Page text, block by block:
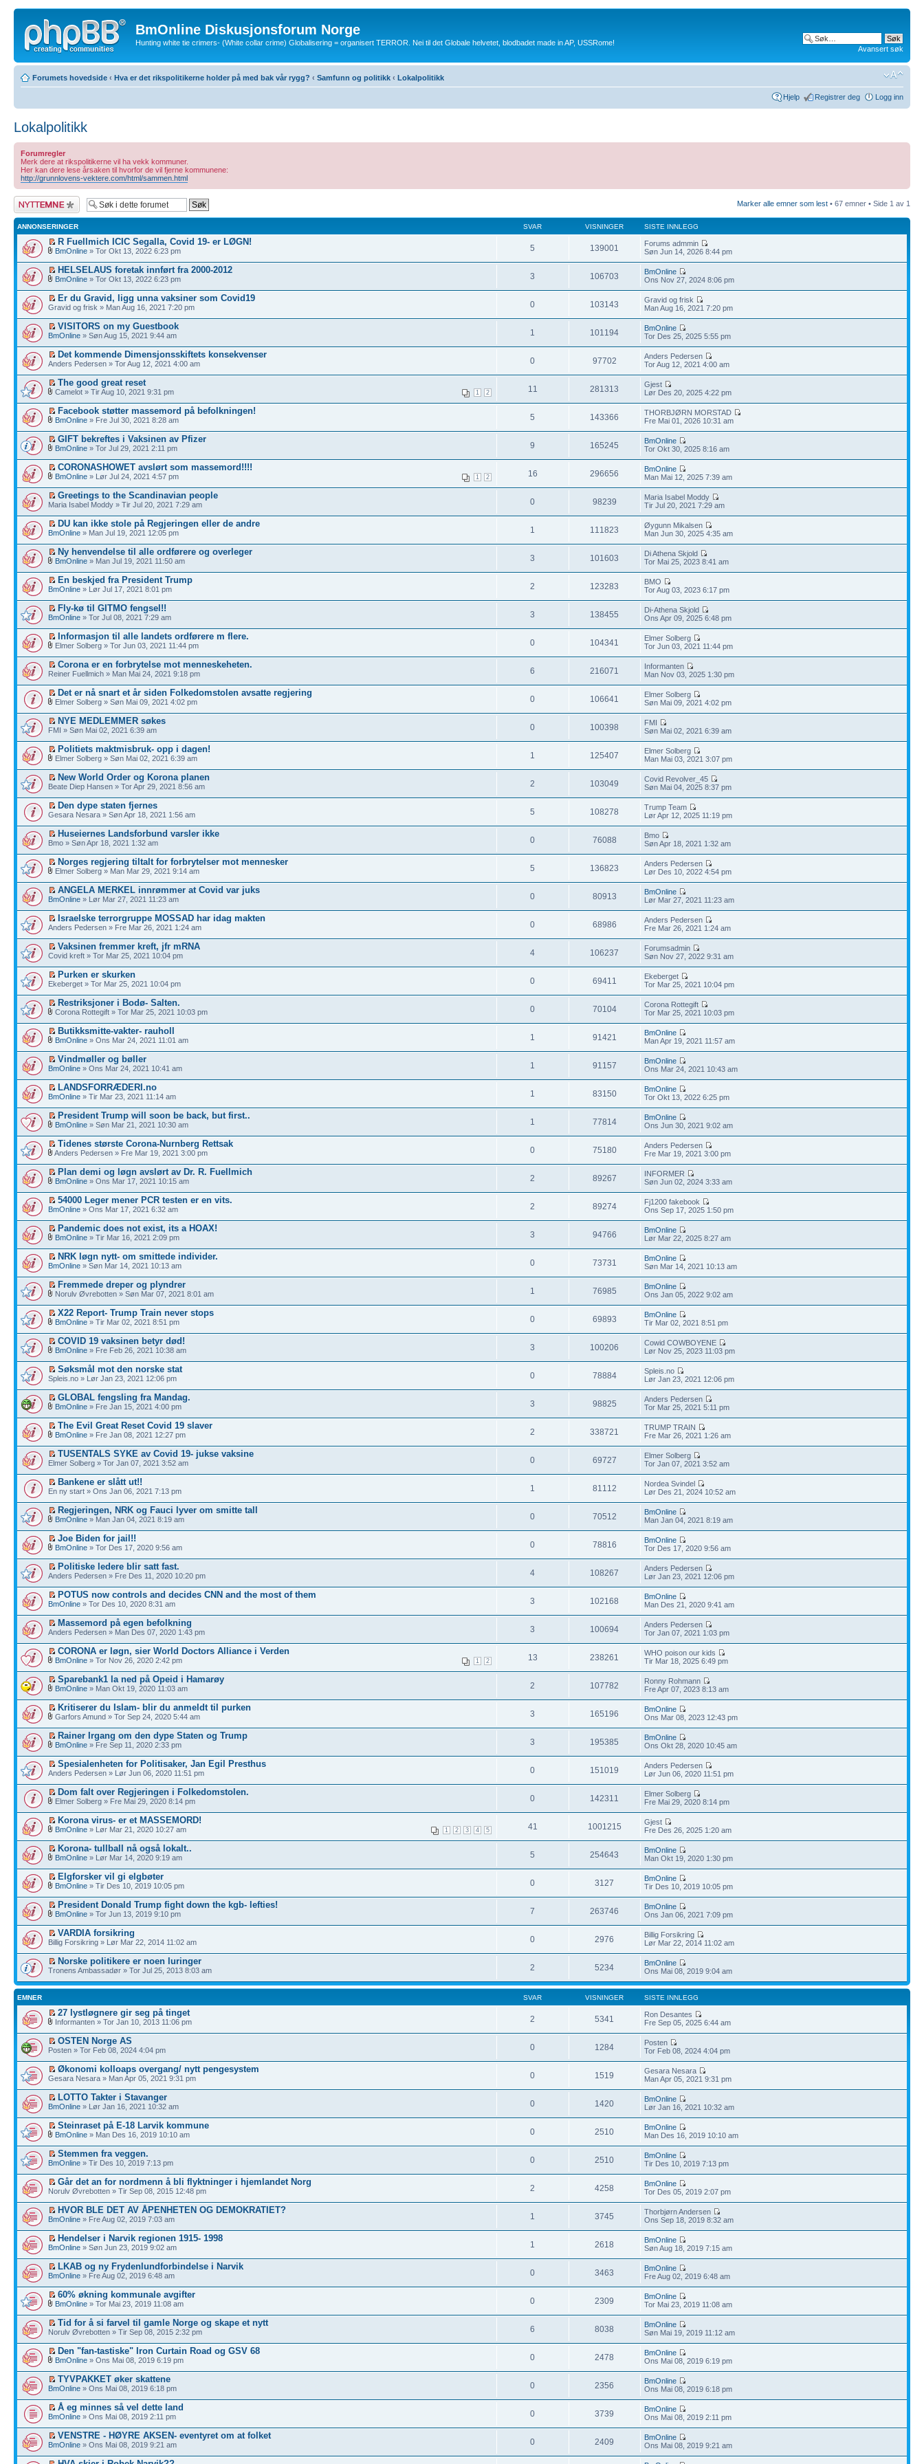
BmOnline Diskusjonsforum Norge
Hunting white tie crimers- (White collar crime) Globalisering = organisert TERROR. Nei til det Globale helvetet, blodbadet made in AP, USSRome!
Avansert søk
Forumets hovedside ‹ Hva er det rikspolitikerne holder på med bak vår rygg? ‹ Samfunn og politikk ‹ Lokalpolitikk
Hjelp Registrer deg Logg inn
Lokalpolitikk
Forumregler
Merk dere at rikspolitikerne vil ha vekk kommuner.
Her kan dere lese årsaken til hvorfor de vil fjerne kommunene:
http://grunnlovens-vektere.com/html/sammen.html
Legg inn et nytt
emne
Marker alle emner som lest • 67 emner • Side 1 av 1
ANNONSERINGER SVAR VISNINGER SISTE INNLEGG
R Fuellmich ICIC Segalla, Covid 19- er LØGN!
BmOnline » Tor Okt 13, 2022 6:23 pm 5 139001
Forums admmin
Søn Jun 14, 2026 8:44 pm
HELSELAUS foretak innført fra 2000-2012
BmOnline » Tor Okt 13, 2022 6:23 pm 3 106703
BmOnline
Ons Nov 27, 2024 8:06 pm
Er du Gravid, ligg unna vaksiner som Covid19
Gravid og frisk » Man Aug 16, 2021 7:20 pm 0 103143
Gravid og frisk
Man Aug 16, 2021 7:20 pm
VISITORS on my Guestbook
BmOnline » Søn Aug 15, 2021 9:44 am 1 101194
BmOnline
Tor Des 25, 2025 5:55 pm
Det kommende Dimensjonsskiftets konsekvenser
Anders Pedersen » Tor Aug 12, 2021 4:00 am 0 97702
Anders Pedersen
Tor Aug 12, 2021 4:00 am
The good great reset
1 2
Camelot » Tir Aug 10, 2021 9:31 pm 11 281313
Gjest
Lør Des 20, 2025 4:22 pm
Facebook støtter massemord på befolkningen!
BmOnline » Fre Jul 30, 2021 8:28 am 5 143366
THORBJØRN MORSTAD
Fre Mai 01, 2026 10:31 am
GIFT bekreftes i Vaksinen av Pfizer
BmOnline » Tor Jul 29, 2021 2:11 pm 9 165245
BmOnline
Tor Okt 30, 2025 8:16 am
CORONASHOWET avslørt som massemord!!!!
1 2
BmOnline » Lør Jul 24, 2021 4:57 pm 16 296656
BmOnline
Man Mai 12, 2025 7:39 am
Greetings to the Scandinavian people
Maria Isabel Moddy » Tir Jul 20, 2021 7:29 am 0 98239
Maria Isabel Moddy
Tir Jul 20, 2021 7:29 am
DU kan ikke stole på Regjeringen eller de andre
BmOnline » Man Jul 19, 2021 12:05 pm 1 111823
Øygunn Mikalsen
Man Jun 30, 2025 4:35 am
Ny henvendelse til alle ordførere og overleger
BmOnline » Man Jul 19, 2021 11:50 am 3 101603
Di Athena Skjold
Tor Mai 25, 2023 8:41 am
En beskjed fra President Trump
BmOnline » Lør Jul 17, 2021 8:01 pm 2 123283
BMO
Tor Aug 03, 2023 6:17 pm
Fly-kø til GITMO fengsel!!
BmOnline » Tor Jul 08, 2021 7:29 am 3 138455
Di-Athena Skjold
Ons Apr 09, 2025 6:48 pm
Informasjon til alle landets ordførere m flere.
Elmer Solberg » Tor Jun 03, 2021 11:44 pm 0 104341
Elmer Solberg
Tor Jun 03, 2021 11:44 pm
Corona er en forbrytelse mot menneskeheten.
Reiner Fuellmich » Man Mai 24, 2021 9:18 pm 6 216071
Informanten
Man Nov 03, 2025 1:30 pm
Det er nå snart et år siden Folkedomstolen avsatte regjering
Elmer Solberg » Søn Mai 09, 2021 4:02 pm 0 106641
Elmer Solberg
Søn Mai 09, 2021 4:02 pm
NYE MEDLEMMER søkes
FMI » Søn Mai 02, 2021 6:39 am 0 100398
FMI
Søn Mai 02, 2021 6:39 am
Politiets maktmisbruk- opp i dagen!
Elmer Solberg » Søn Mai 02, 2021 6:39 am 1 125407
Elmer Solberg
Man Mai 03, 2021 3:07 pm
New World Order og Korona planen
Beate Diep Hansen » Tor Apr 29, 2021 8:56 am 2 103049
Covid Revolver_45
Søn Mai 04, 2025 8:37 pm
Den dype staten fjernes
Gesara Nesara » Søn Apr 18, 2021 1:56 am 5 108278
Trump Team
Lør Apr 12, 2025 11:19 pm
Huseiernes Landsforbund varsler ikke
Bmo » Søn Apr 18, 2021 1:32 am 0 76088
Bmo
Søn Apr 18, 2021 1:32 am
Norges regjering tiltalt for forbrytelser mot mennesker
Elmer Solberg » Man Mar 29, 2021 9:14 am 5 136823
Anders Pedersen
Lør Des 10, 2022 4:54 pm
ANGELA MERKEL innrømmer at Covid var juks
BmOnline » Lør Mar 27, 2021 11:23 am 0 80913
BmOnline
Lør Mar 27, 2021 11:23 am
Israelske terrorgruppe MOSSAD har idag makten
Anders Pedersen » Fre Mar 26, 2021 1:24 am 0 68986
Anders Pedersen
Fre Mar 26, 2021 1:24 am
Vaksinen fremmer kreft, jfr mRNA
Covid kreft » Tor Mar 25, 2021 10:04 pm 4 106237
Forumsadmin
Søn Nov 27, 2022 9:31 am
Purken er skurken
Ekeberget » Tor Mar 25, 2021 10:04 pm 0 69411
Ekeberget
Tor Mar 25, 2021 10:04 pm
Restriksjoner i Bodø- Salten.
Corona Rottegift » Tor Mar 25, 2021 10:03 pm 0 70104
Corona Rottegift
Tor Mar 25, 2021 10:03 pm
Butikksmitte-vakter- rauholl
BmOnline » Ons Mar 24, 2021 11:01 am 1 91421
BmOnline
Man Apr 19, 2021 11:57 am
Vindmøller og bøller
BmOnline » Ons Mar 24, 2021 10:41 am 1 91157
BmOnline
Ons Mar 24, 2021 10:43 am
LANDSFORRÆDERI.no
BmOnline » Tir Mar 23, 2021 11:14 am 1 83150
BmOnline
Tor Okt 13, 2022 6:25 pm
President Trump will soon be back, but first..
BmOnline » Søn Mar 21, 2021 10:30 am 1 77814
BmOnline
Ons Jun 30, 2021 9:02 am
Tidenes største Corona-Nurnberg Rettsak
Anders Pedersen » Fre Mar 19, 2021 3:00 pm 0 75180
Anders Pedersen
Fre Mar 19, 2021 3:00 pm
Plan demi og løgn avslørt av Dr. R. Fuellmich
BmOnline » Ons Mar 17, 2021 10:15 am 2 89267
INFORMER
Søn Jun 02, 2024 3:33 am
54000 Leger mener PCR testen er en vits.
BmOnline » Ons Mar 17, 2021 6:32 am 2 89274
Fj1200 fakebook
Ons Sep 17, 2025 1:50 pm
Pandemic does not exist, its a HOAX!
BmOnline » Tir Mar 16, 2021 2:09 pm 3 94766
BmOnline
Lør Mar 22, 2025 8:27 am
NRK løgn nytt- om smittede individer.
BmOnline » Søn Mar 14, 2021 10:13 am 0 73731
BmOnline
Søn Mar 14, 2021 10:13 am
Fremmede dreper og plyndrer
Norulv Øvrebotten » Søn Mar 07, 2021 8:01 am 1 76985
BmOnline
Ons Jan 05, 2022 9:02 am
X22 Report- Trump Train never stops
BmOnline » Tir Mar 02, 2021 8:51 pm 0 69893
BmOnline
Tir Mar 02, 2021 8:51 pm
COVID 19 vaksinen betyr død!
BmOnline » Fre Feb 26, 2021 10:38 am 3 100206
Cowid COWBOYENE
Lør Nov 25, 2023 11:03 pm
Søksmål mot den norske stat
Spleis.no » Lør Jan 23, 2021 12:06 pm 0 78884
Spleis.no
Lør Jan 23, 2021 12:06 pm
GLOBAL fengsling fra Mandag.
BmOnline » Fre Jan 15, 2021 4:00 pm 3 98825
Anders Pedersen
Tor Mar 25, 2021 5:11 pm
The Evil Great Reset Covid 19 slaver
BmOnline » Fre Jan 08, 2021 12:27 pm 2 338721
TRUMP TRAIN
Fre Mar 26, 2021 1:26 am
TUSENTALS SYKE av Covid 19- jukse vaksine
Elmer Solberg » Tor Jan 07, 2021 3:52 am 0 69727
Elmer Solberg
Tor Jan 07, 2021 3:52 am
Bankene er slått ut!!
En ny start » Ons Jan 06, 2021 7:13 pm 1 81112
Nordea Svindel
Lør Des 21, 2024 10:52 am
Regjeringen, NRK og Fauci lyver om smitte tall
BmOnline » Man Jan 04, 2021 8:19 am 0 70512
BmOnline
Man Jan 04, 2021 8:19 am
Joe Biden for jail!!
BmOnline » Tor Des 17, 2020 9:56 am 0 78816
BmOnline
Tor Des 17, 2020 9:56 am
Politiske ledere blir satt fast.
Anders Pedersen » Fre Des 11, 2020 10:20 pm 4 108267
Anders Pedersen
Lør Jan 23, 2021 12:06 pm
POTUS now controls and decides CNN and the most of them
BmOnline » Tor Des 10, 2020 8:31 am 3 102168
BmOnline
Man Des 21, 2020 9:41 am
Massemord på egen befolkning
Anders Pedersen » Man Des 07, 2020 1:43 pm 3 100694
Anders Pedersen
Tor Jan 07, 2021 1:03 pm
CORONA er løgn, sier World Doctors Alliance i Verden
1 2
BmOnline » Tor Nov 26, 2020 2:42 pm 13 238261
WHO poison our kids
Tir Mar 18, 2025 6:49 pm
Sparebank1 la ned på Opeid i Hamarøy
BmOnline » Man Okt 19, 2020 11:03 am 2 107782
Ronny Rohmann
Fre Apr 07, 2023 8:13 am
Kritiserer du Islam- blir du anmeldt til purken
Garfors Amund » Tor Sep 24, 2020 5:44 am 3 165196
BmOnline
Ons Mar 08, 2023 12:43 pm
Rainer Irgang om den dype Staten og Trump
BmOnline » Fre Sep 11, 2020 2:33 pm 3 195385
BmOnline
Ons Okt 28, 2020 10:45 am
Spesialenheten for Politisaker, Jan Egil Presthus
Anders Pedersen » Lør Jun 06, 2020 11:51 pm 0 151019
Anders Pedersen
Lør Jun 06, 2020 11:51 pm
Dom falt over Regjeringen i Folkedomstolen.
Elmer Solberg » Fre Mai 29, 2020 8:14 pm 0 142311
Elmer Solberg
Fre Mai 29, 2020 8:14 pm
Korona virus- er et MASSEMORD!
1 2 3 4 5
BmOnline » Lør Mar 21, 2020 10:27 am 41 1001215
Gjest
Fre Des 26, 2025 1:20 am
Korona- tullball nå også lokalt..
BmOnline » Lør Mar 14, 2020 9:19 am 5 254643
BmOnline
Man Okt 19, 2020 1:30 pm
Elgforsker vil gi elgbøter
BmOnline » Tir Des 10, 2019 10:05 pm 0 3127
BmOnline
Tir Des 10, 2019 10:05 pm
President Donald Trump fight down the kgb- lefties!
BmOnline » Tor Jun 13, 2019 9:10 pm 7 263746
BmOnline
Ons Jan 06, 2021 7:09 pm
VARDIA forsikring
Billig Forsikring » Lør Mar 22, 2014 11:02 am 0 2976
Billig Forsikring
Lør Mar 22, 2014 11:02 am
Norske politikere er noen luringer
Tronens Ambassadør » Tor Jul 25, 2013 8:03 am 2 5234
BmOnline
Ons Mai 08, 2019 9:04 am
EMNER SVAR VISNINGER SISTE INNLEGG
27 lystløgnere gir seg på tinget
Informanten » Tor Jan 10, 2013 11:06 pm 2 5341
Ron Desantes
Fre Sep 05, 2025 6:44 am
OSTEN Norge AS
Posten » Tor Feb 08, 2024 4:04 pm 0 1284
Posten
Tor Feb 08, 2024 4:04 pm
Økonomi kolloaps overgang/ nytt pengesystem
Gesara Nesara » Man Apr 05, 2021 9:31 pm 0 1519
Gesara Nesara
Man Apr 05, 2021 9:31 pm
LOTTO Takter i Stavanger
BmOnline » Lør Jan 16, 2021 10:32 am 0 1420
BmOnline
Lør Jan 16, 2021 10:32 am
Steinraset på E-18 Larvik kommune
BmOnline » Man Des 16, 2019 10:10 am 0 2510
BmOnline
Man Des 16, 2019 10:10 am
Stemmen fra veggen.
BmOnline » Tir Des 10, 2019 7:13 pm 0 2510
BmOnline
Tir Des 10, 2019 7:13 pm
Går det an for nordmenn å bli flyktninger i hjemlandet Norg
Norulv Øvrebotten » Tir Sep 08, 2015 12:48 pm 2 4258
BmOnline
Tor Des 05, 2019 2:07 pm
HVOR BLE DET AV ÅPENHETEN OG DEMOKRATIET?
BmOnline » Fre Aug 02, 2019 7:03 am 1 3745
Thorbjørn Andersen
Ons Sep 18, 2019 8:32 am
Hendelser i Narvik regionen 1915- 1998
BmOnline » Søn Jun 23, 2019 9:02 am 1 2618
BmOnline
Søn Aug 18, 2019 7:15 am
LKAB og ny Frydenlundforbindelse i Narvik
BmOnline » Fre Aug 02, 2019 6:48 am 0 3463
BmOnline
Fre Aug 02, 2019 6:48 am
60% økning kommunale avgifter
BmOnline » Tor Mai 23, 2019 11:08 am 0 2309
BmOnline
Tor Mai 23, 2019 11:08 am
Tid for å si farvel til gamle Norge og skape et nytt
Norulv Øvrebotten » Tir Sep 08, 2015 2:32 pm 6 8038
BmOnline
Søn Mai 19, 2019 11:12 am
Den "fan-tastiske" Iron Curtain Road og GSV 68
BmOnline » Ons Mai 08, 2019 6:19 pm 0 2478
BmOnline
Ons Mai 08, 2019 6:19 pm
TYVPAKKET øker skattene
BmOnline » Ons Mai 08, 2019 6:18 pm 0 2356
BmOnline
Ons Mai 08, 2019 6:18 pm
Å eg minnes så vel dette land
BmOnline » Ons Mai 08, 2019 2:11 pm 0 3739
BmOnline
Ons Mai 08, 2019 2:11 pm
VENSTRE - HØYRE AKSEN- eventyret om at folket
BmOnline » Ons Mai 08, 2019 9:21 am 0 2409
BmOnline
Ons Mai 08, 2019 9:21 am